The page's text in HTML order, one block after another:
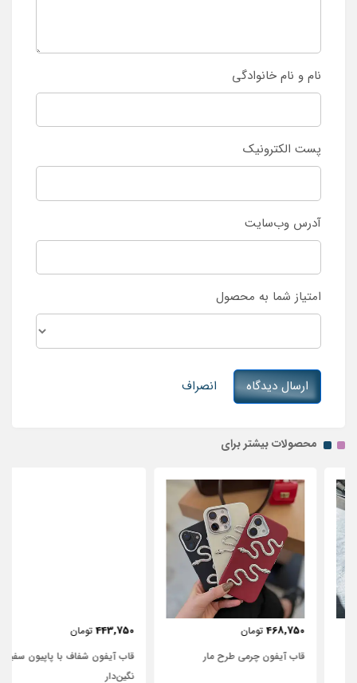
نام و نام خانوادگی
پست الکترونیک
آدرس وب‌سایت
امتیاز شما به محصول
ارسال دیدگاه انصراف
محصولات بیشتر برای
468,750 تومان
قاب آیفون چرمی طرح مار
443,750 تومان
قاب آیفون شفاف با پاپیون سفید و
نگین‌دار